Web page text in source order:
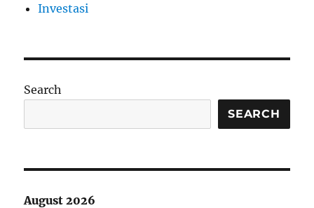
Investasi
Search
SEARCH
August 2026